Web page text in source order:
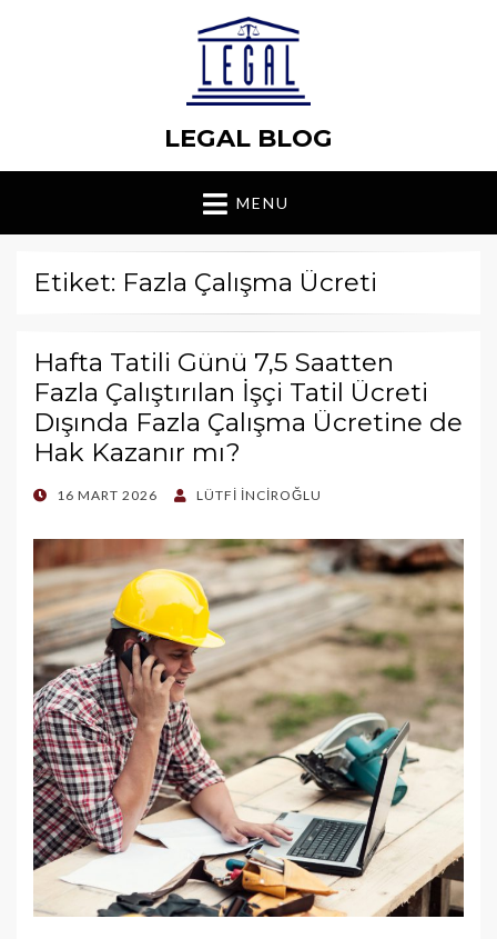
LEGAL BLOG
MENU
Etiket: Fazla Çalışma Ücreti
Hafta Tatili Günü 7,5 Saatten
Fazla Çalıştırılan İşçi Tatil Ücreti
Dışında Fazla Çalışma Ücretine de
Hak Kazanır mı?
POSTED
16 MART 2026 LÜTFI İNCIROĞLU